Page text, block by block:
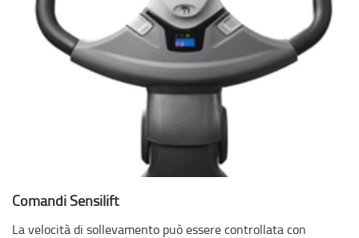
Comandi Sensilift
La velocità di sollevamento può essere controllata con